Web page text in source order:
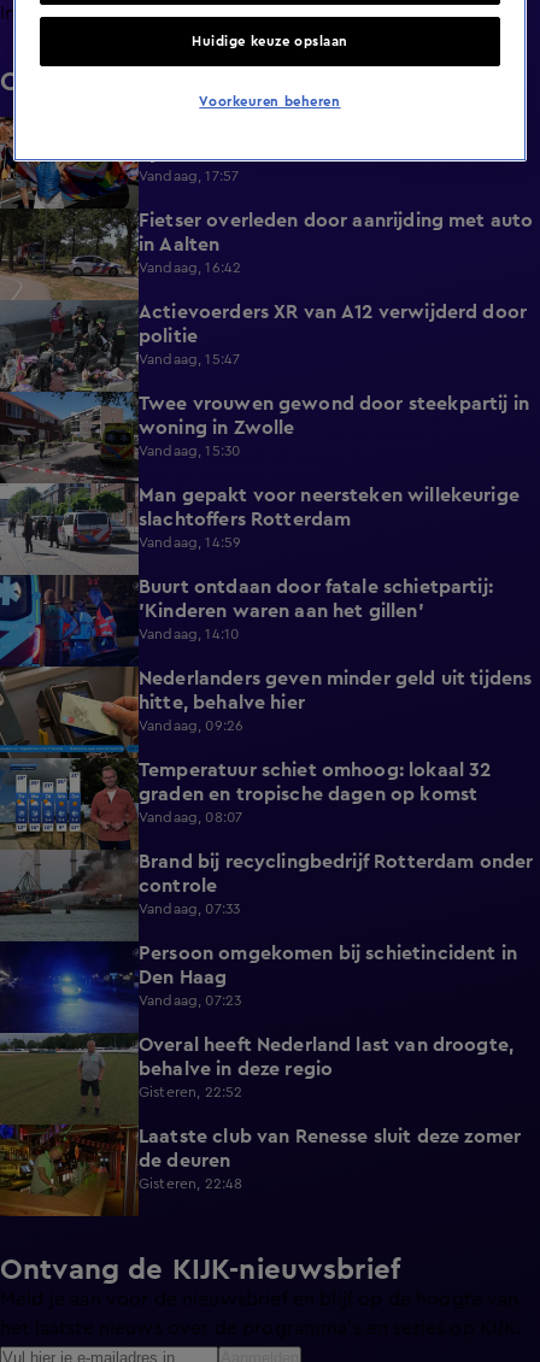
Info
Clips
0:31
Vandaag, 17:57
0:32
Fietser overleden door aanrijding met auto
in Aalten
Vandaag, 16:42
0:39
Actievoerders XR van A12 verwijderd door
politie
Vandaag, 15:47
0:45
Twee vrouwen gewond door steekpartij in
woning in Zwolle
Vandaag, 15:30
0:27
Man gepakt voor neersteken willekeurige
slachtoffers Rotterdam
Vandaag, 14:59
0:59
Buurt ontdaan door fatale schietpartij:
'Kinderen waren aan het gillen'
Vandaag, 14:10
0:58
Nederlanders geven minder geld uit tijdens
hitte, behalve hier
Vandaag, 09:26
1:03
Temperatuur schiet omhoog: lokaal 32
graden en tropische dagen op komst
Vandaag, 08:07
0:36
Brand bij recyclingbedrijf Rotterdam onder
controle
Vandaag, 07:33
Persoon omgekomen bij schietincident in
Den Haag
Vandaag, 07:23
1:54
Overal heeft Nederland last van droogte,
behalve in deze regio
Gisteren, 22:52
2:08
Laatste club van Renesse sluit deze zomer
de deuren
Gisteren, 22:48
Ontvang de KIJK-nieuwsbrief
Huidige keuze opslaan
Voorkeuren beheren